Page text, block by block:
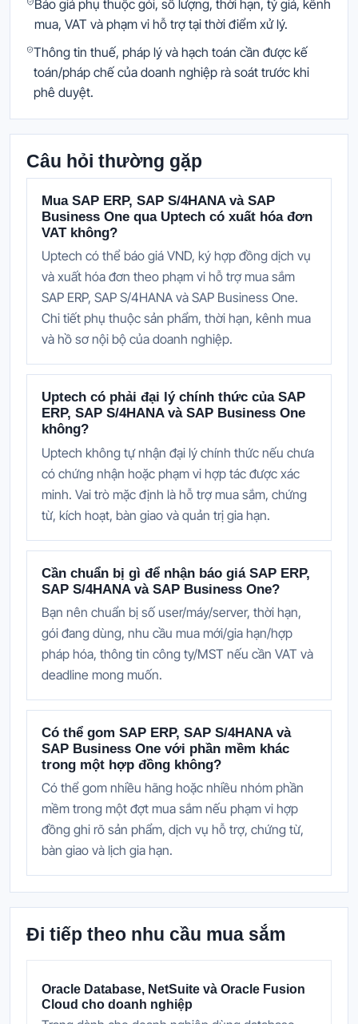
Báo giá phụ thuộc gói, số lượng, thời hạn, tỷ giá, kênh
mua, VAT và phạm vi hỗ trợ tại thời điểm xử lý.
Thông tin thuế, pháp lý và hạch toán cần được kế
toán/pháp chế của doanh nghiệp rà soát trước khi
phê duyệt.
Câu hỏi thường gặp
Mua SAP ERP, SAP S/4HANA và SAP
Business One qua Uptech có xuất hóa đơn
VAT không?
Uptech có thể báo giá VND, ký hợp đồng dịch vụ
và xuất hóa đơn theo phạm vi hỗ trợ mua sắm
SAP ERP, SAP S/4HANA và SAP Business One.
Chi tiết phụ thuộc sản phẩm, thời hạn, kênh mua
và hồ sơ nội bộ của doanh nghiệp.
Uptech có phải đại lý chính thức của SAP
ERP, SAP S/4HANA và SAP Business One
không?
Uptech không tự nhận đại lý chính thức nếu chưa
có chứng nhận hoặc phạm vi hợp tác được xác
minh. Vai trò mặc định là hỗ trợ mua sắm, chứng
từ, kích hoạt, bàn giao và quản trị gia hạn.
Cần chuẩn bị gì để nhận báo giá SAP ERP,
SAP S/4HANA và SAP Business One?
Bạn nên chuẩn bị số user/máy/server, thời hạn,
gói đang dùng, nhu cầu mua mới/gia hạn/hợp
pháp hóa, thông tin công ty/MST nếu cần VAT và
deadline mong muốn.
Có thể gom SAP ERP, SAP S/4HANA và
SAP Business One với phần mềm khác
trong một hợp đồng không?
Có thể gom nhiều hãng hoặc nhiều nhóm phần
mềm trong một đợt mua sắm nếu phạm vi hợp
đồng ghi rõ sản phẩm, dịch vụ hỗ trợ, chứng từ,
bàn giao và lịch gia hạn.
Đi tiếp theo nhu cầu mua sắm
Oracle Database, NetSuite và Oracle Fusion
Cloud cho doanh nghiệp